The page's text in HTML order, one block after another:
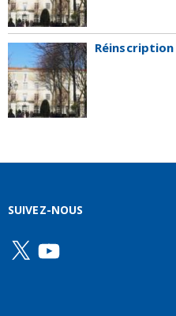
SUIVEZ-NOUS
X YouTube